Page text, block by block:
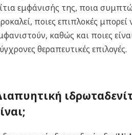
εμφάνισής της, ποια
ποιες επιπλοκές μπορεί
καθώς και ποιες
θεραπευτικές επιλογές.